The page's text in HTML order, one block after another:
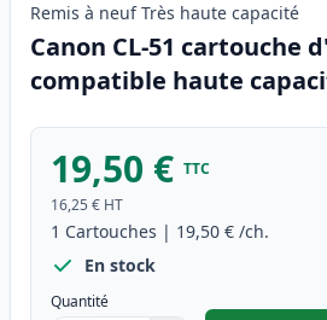
Remis à neuf Très haute capacité
Canon CL-51 cartouche
compatible haute
19,50 € TTC
16,25 € HT
1 Cartouches | 19,50 € /ch.
En stock
Quantité